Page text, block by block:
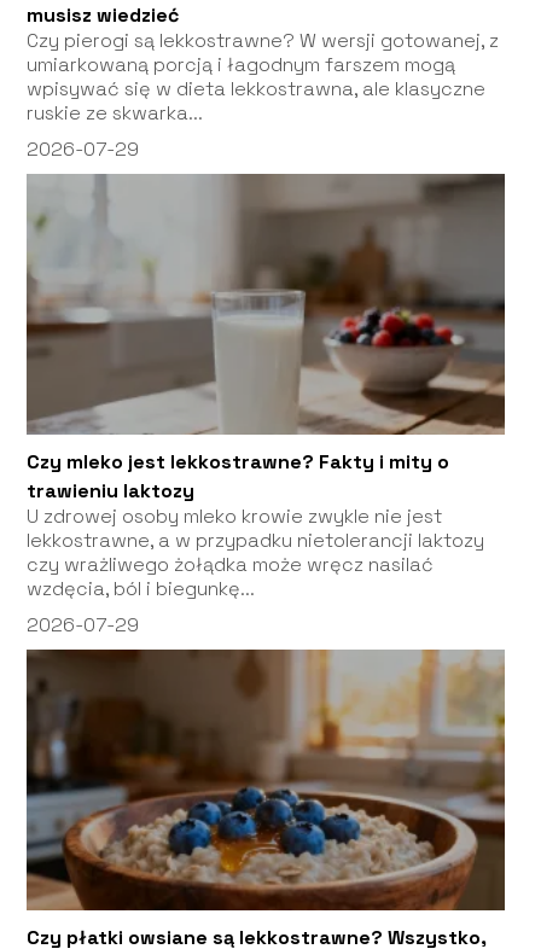
musisz wiedzieć
Czy pierogi są lekkostrawne? W wersji gotowanej, z
umiarkowaną porcją i łagodnym farszem mogą
wpisywać się w dieta lekkostrawna, ale klasyczne
ruskie ze skwarka...
2026-07-29
Czy mleko jest lekkostrawne? Fakty i mity o
trawieniu laktozy
U zdrowej osoby mleko krowie zwykle nie jest
lekkostrawne, a w przypadku nietolerancji laktozy
czy wrażliwego żołądka może wręcz nasilać
wzdęcia, ból i biegunkę...
2026-07-29
Czy płatki owsiane są lekkostrawne? Wszystko,